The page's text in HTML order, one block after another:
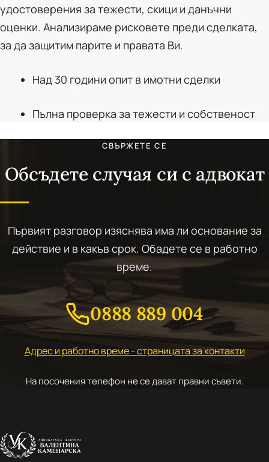
удостоверения за тежести, скици и данъчни
оценки. Анализираме рисковете преди сделката,
за да защитим парите и правата Ви.
Над 30 години опит в имотни сделки
Пълна проверка за тежести и собственост
СВЪРЖЕТЕ СЕ
Обсъдете случая си с адвокат
Първият разговор изяснява има ли основание за
действие и в какъв срок. Обадете се в работно
време.
0888 889 004
Адрес и работно време - страницата за контакти
На посочения телефон не се дават правни съвети.